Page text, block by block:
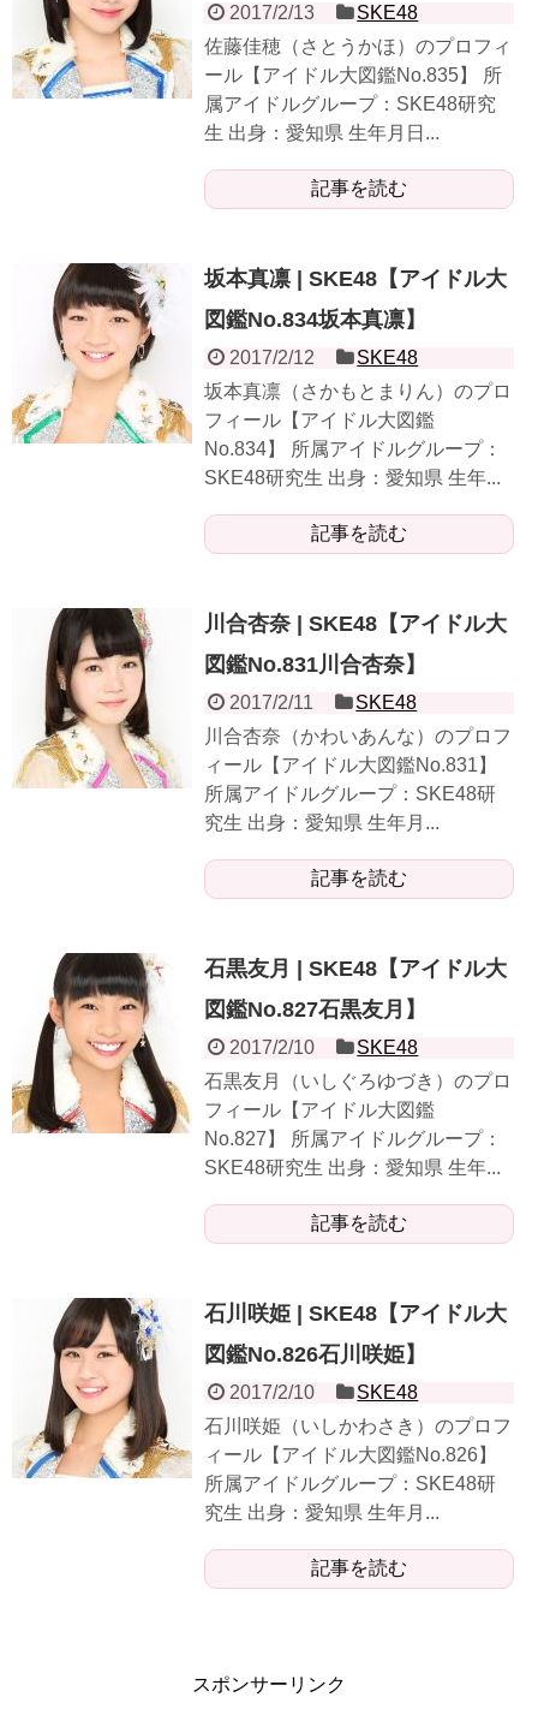
2017/2/13
SKE48
佐藤佳穂（さとうかほ）のプロフィ
ール【アイドル大図鑑No.835】 所
属アイドルグループ：SKE48研究
生 出身：愛知県 生年月日...
記事を読む
坂本真凛 | SKE48【アイドル大
図鑑No.834坂本真凛】
2017/2/12
SKE48
坂本真凛（さかもとまりん）のプロ
フィール【アイドル大図鑑
No.834】 所属アイドルグループ：
SKE48研究生 出身：愛知県 生年...
記事を読む
川合杏奈 | SKE48【アイドル大
図鑑No.831川合杏奈】
2017/2/11
SKE48
川合杏奈（かわいあんな）のプロフ
ィール【アイドル大図鑑No.831】
所属アイドルグループ：SKE48研
究生 出身：愛知県 生年月...
記事を読む
石黒友月 | SKE48【アイドル大
図鑑No.827石黒友月】
2017/2/10
SKE48
石黒友月（いしぐろゆづき）のプロ
フィール【アイドル大図鑑
No.827】 所属アイドルグループ：
SKE48研究生 出身：愛知県 生年...
記事を読む
石川咲姫 | SKE48【アイドル大
図鑑No.826石川咲姫】
2017/2/10
SKE48
石川咲姫（いしかわさき）のプロフ
ィール【アイドル大図鑑No.826】
所属アイドルグループ：SKE48研
究生 出身：愛知県 生年月...
記事を読む
スポンサーリンク